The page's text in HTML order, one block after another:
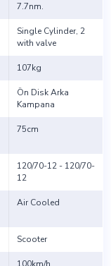
7.7nm.
Single Cylinder, 2
with valve
107kg
Ön Disk Arka
Kampana
75cm
120/70-12 - 120/70-
12
Air Cooled
Scooter